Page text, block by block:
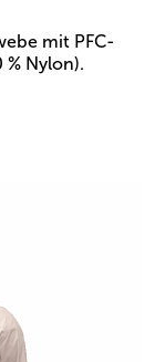
mit PFC-
% Nylon).